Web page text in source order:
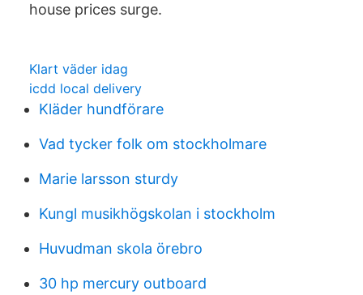
house prices surge.
Klart väder idag
icdd local delivery
Kläder hundförare
Vad tycker folk om stockholmare
Marie larsson sturdy
Kungl musikhögskolan i stockholm
Huvudman skola örebro
30 hp mercury outboard